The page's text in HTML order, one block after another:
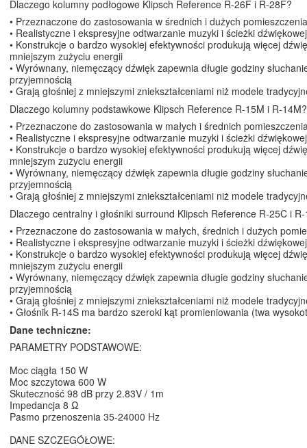
Dlaczego kolumny podłogowe Klipsch Reference R-26F i R-28F?
• Przeznaczone do zastosowania w średnich i dużych
• Realistyczne i ekspresyjne odtwarzanie muzyki i ścieżki dźwiękowej
• Konstrukcje o bardzo wysokiej efektywności produkują więcej
mniejszym zużyciu energii
• Wyrównany, niemęczący dźwięk zapewnia długie godziny
przyjemnością
• Grają głośniej z mniejszymi zniekształceniami niż modele
Dlaczego kolumny podstawkowe Klipsch Reference R-15M i R-14M?
• Przeznaczone do zastosowania w małych i średnich
• Realistyczne i ekspresyjne odtwarzanie muzyki i ścieżki dźwiękowej
• Konstrukcje o bardzo wysokiej efektywności produkują więcej
mniejszym zużyciu energii
• Wyrównany, niemęczący dźwięk zapewnia długie godziny
przyjemnością
• Grają głośniej z mniejszymi zniekształceniami niż modele
Dlaczego centralny i głośniki surround Klipsch Reference R-25C i
• Przeznaczone do zastosowania w małych, średnich i dużych
• Realistyczne i ekspresyjne odtwarzanie muzyki i ścieżki dźwiękowej
• Konstrukcje o bardzo wysokiej efektywności produkują więcej
mniejszym zużyciu energii
• Wyrównany, niemęczący dźwięk zapewnia długie godziny
przyjemnością
• Grają głośniej z mniejszymi zniekształceniami niż modele
• Głośnik R-14S ma bardzo szeroki kąt promieniowania (twa
Dane techniczne:
PARAMETRY PODSTAWOWE:
Moc ciągła 150 W
Moc szczytowa 600 W
Skuteczność 98 dB przy 2.83V / 1m
Impedancja 8 Ω
Pasmo przenoszenia 35-24000 Hz
DANE SZCZEGÓŁOWE: